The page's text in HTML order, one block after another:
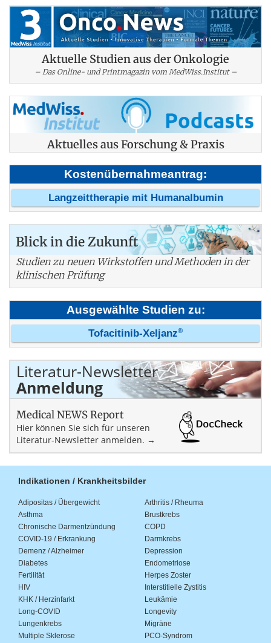
Aktuelle Studien aus der Onkologie
– Das Online- und Printmagazin vom MedWiss.Institut –
Aktuelles aus Forschung & Praxis
Kostenübernahmeantrag:
Langzeittherapie mit Humanalbumin
Blick in die Zukunft
Studien zu neuen Wirkstoffen und Methoden in der
klinischen Prüfung
Ausgewählte Studien zu:
Tofacitinib-Xeljanz®
Literatur-Newsletter
Anmeldung
Medical NEWS Report
Hier können Sie sich für unseren
Literatur-Newsletter anmelden. →
Indikationen / Krankheitsbilder
Adipositas / Übergewicht
Arthritis / Rheuma
Asthma
Brustkrebs
Chronische Darmentzündung
COPD
COVID-19 / Erkrankung
Darmkrebs
Demenz / Alzheimer
Depression
Diabetes
Endometriose
Fertilität
Herpes Zoster
HIV
Interstitielle Zystitis
KHK / Herzinfarkt
Leukämie
Long-COVID
Longevity
Lungenkrebs
Migräne
Multiple Sklerose
PCO-Syndrom